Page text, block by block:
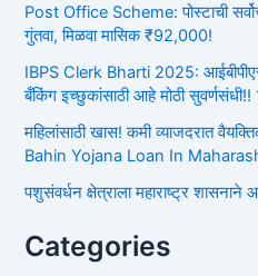
Post Office Scheme: पोस्टाची
गुंतवा, मिळवा मासिक ₹92,000!
IBPS Clerk Bharti 2025:
बँकिंग इच्छुकांसाठी आहे मोठी
महिलांसाठी खास! कमी व्याजदरात
Bahin Yojana Loan In
पशुसंवर्धन क्षेत्राला महाराष्ट्र शासनाने
Categories